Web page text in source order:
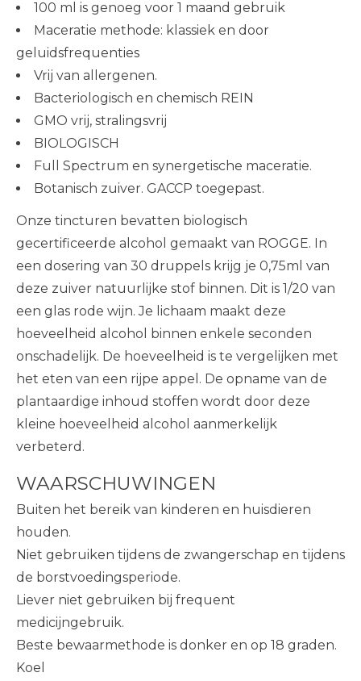
100 ml is genoeg voor 1 maand gebruik
Maceratie methode: klassiek en door
geluidsfrequenties
Vrij van allergenen.
Bacteriologisch en chemisch REIN
GMO vrij, stralingsvrij
BIOLOGISCH
Full Spectrum en synergetische maceratie.
Botanisch zuiver. GACCP toegepast.
Onze tincturen bevatten biologisch
gecertificeerde alcohol gemaakt van ROGGE. In
een dosering van 30 druppels krijg je 0,75ml van
deze zuiver natuurlijke stof binnen. Dit is 1/20 van
een glas rode wijn. Je lichaam maakt deze
hoeveelheid alcohol binnen enkele seconden
onschadelijk. De hoeveelheid is te vergelijken met
het eten van een rijpe appel. De opname van de
plantaardige inhoud stoffen wordt door deze
kleine hoeveelheid alcohol aanmerkelijk
verbeterd.
WAARSCHUWINGEN
Buiten het bereik van kinderen en huisdieren
houden.
Niet gebruiken tijdens de zwangerschap en tijdens
de borstvoedingsperiode.
Liever niet gebruiken bij frequent
medicijngebruik.
Beste bewaarmethode is donker en op 18 graden.
Koel